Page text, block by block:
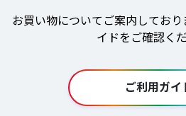
お買い物についてご案内してお
イドをご確認くだ
ご利用ガイ